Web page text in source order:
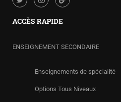
ACCÈS RAPIDE
ENSEIGNEMENT SECONDAIRE
Enseignements de spécialité
Options Tous Niveaux